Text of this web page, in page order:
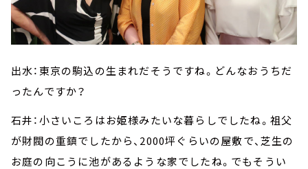
出水：東京の駒込の生まれだそうですね。どんなおうちだ
ったんですか？
石井：小さいころはお姫様みたいな暮らしでしたね。祖父
が財閥の重鎮でしたから、2000坪ぐらいの屋敷で、芝生の
お庭の向こうに池があるような家でしたね。でもそうい